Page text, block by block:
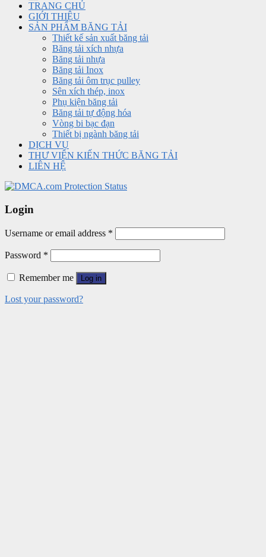
TRANG CHỦ
GIỚI THIỆU
SẢN PHẨM BĂNG TẢI
Thiết kế sản xuất băng tải
Băng tải xích nhựa
Băng tải nhựa
Băng tải Inox
Băng tải ôm trục pulley
Sên xích thép, inox
Phụ kiện băng tải
Băng tải tự động hóa
Vòng bi bạc đạn
Thiết bị ngành băng tải
DỊCH VỤ
THƯ VIỆN KIẾN THỨC BĂNG TẢI
LIÊN HỆ
Login
Username or email address *
Password *
Remember me Log in
Lost your password?